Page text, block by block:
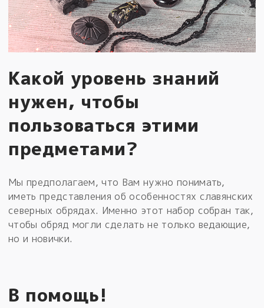
Какой уровень знаний
нужен, чтобы
пользоваться этими
предметами?
Мы предполагаем, что Вам нужно понимать,
иметь представления об особенностях славянских
северных обрядах. Именно этот набор собран так,
чтобы обряд могли сделать не только ведающие,
но и новички.
В помощь!